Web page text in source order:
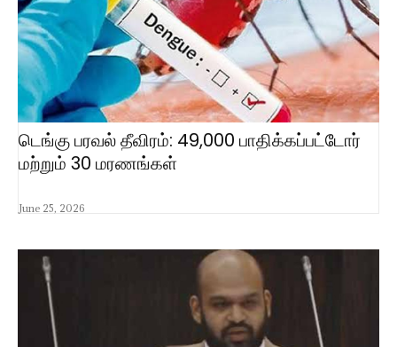
டெங்கு பரவல் தீவிரம்: 49,000 பாதிக்கப்பட்டோர்
மற்றும் 30 மரணங்கள்
June 25, 2026